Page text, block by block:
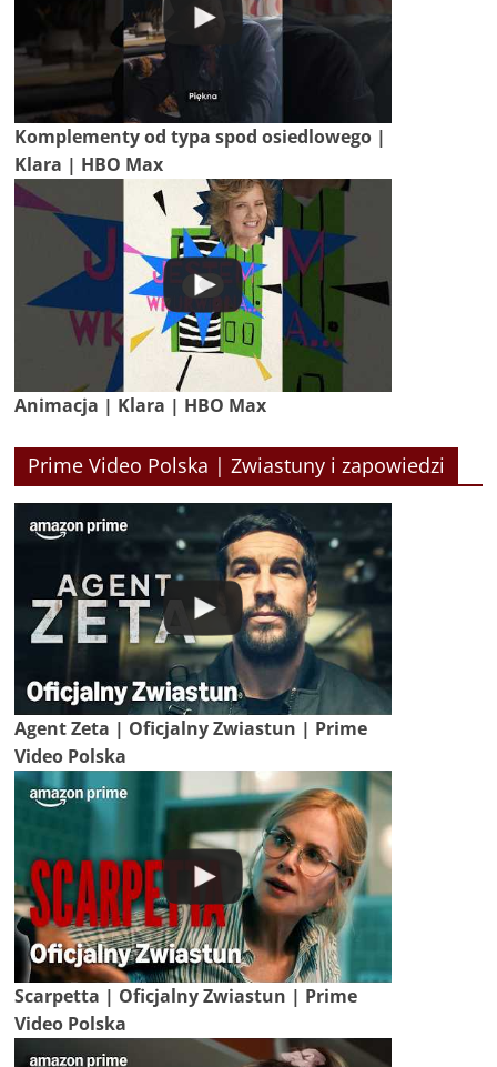
Komplementy od typa spod osiedlowego |
Klara | HBO Max
Animacja | Klara | HBO Max
Prime Video Polska | Zwiastuny i zapowiedzi
Agent Zeta | Oficjalny Zwiastun | Prime
Video Polska
Scarpetta | Oficjalny Zwiastun | Prime
Video Polska